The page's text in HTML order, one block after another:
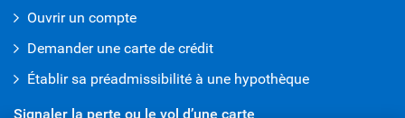
Ouvrir un compte
Demander une carte de crédit
Établir sa préadmissibilité à une hypothèque
Signaler la perte ou le vol d’une carte